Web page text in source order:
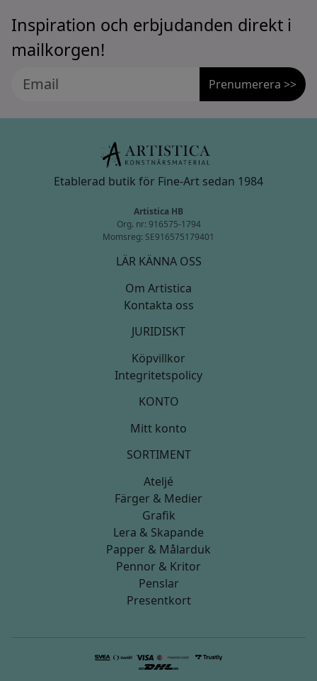
Inspiration och erbjudanden direkt i
mailkorgen!
Prenumerera >>
Etablerad butik för Fine-Art sedan 1984
Artistica HB
Org. nr: 916575-1794
Momsreg: SE916575179401
LÄR KÄNNA OSS
Om Artistica
Kontakta oss
JURIDISKT
Köpvillkor
Integritetspolicy
KONTO
Mitt konto
SORTIMENT
Ateljé
Färger & Medier
Grafik
Lera & Skapande
Papper & Målarduk
Pennor & Kritor
Penslar
Presentkort